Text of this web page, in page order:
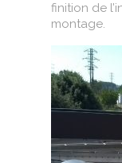
finition de
montage.